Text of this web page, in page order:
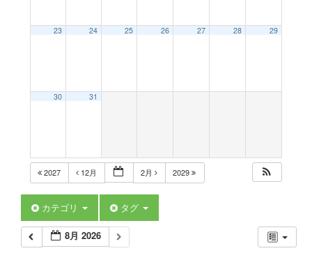
o
23 24 25 26 27 28 29
30 31
2027 12月 2月 2029
カテゴリ タグ
8月 2026